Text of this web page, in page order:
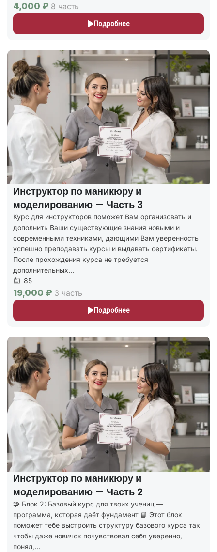
4,000 ₽ 8 часть
Подробнее
Инструктор по маникюру и
моделированию — Часть 3
Курс для инструкторов поможет Вам организовать и
дополнить Ваши существующие знания новыми и
современными техниками, дающими Вам уверенность
успешно преподавать курсы и выдавать сертификаты.
После прохождения курса не требуется
дополнительных...
85
19,000 ₽ 3 часть
Подробнее
Инструктор по маникюру и
моделированию — Часть 2
🧩 Блок 2: Базовый курс для твоих учениц —
программа, которая даёт фундамент 📘 Этот блок
поможет тебе выстроить структуру базового курса так,
чтобы даже новичок почувствовал себя уверенно,
понял,...